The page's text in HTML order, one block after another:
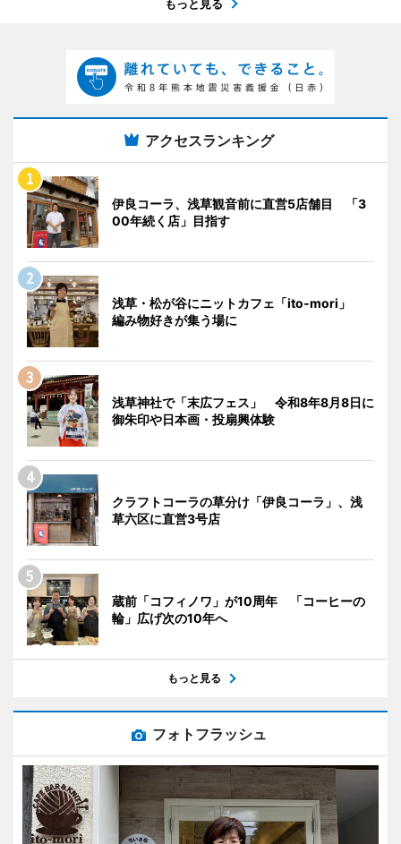
もっと見る
アクセスランキング
伊良コーラ、浅草観音前に直営5店舗目 「3
00年続く店」目指す
浅草・松が谷にニットカフェ「ito-mori」
編み物好きが集う場に
浅草神社で「末広フェス」 令和8年8月8日に
御朱印や日本画・投扇興体験
クラフトコーラの草分け「伊良コーラ」、浅
草六区に直営3号店
蔵前「コフィノワ」が10周年 「コーヒーの
輪」広げ次の10年へ
もっと見る
フォトフラッシュ